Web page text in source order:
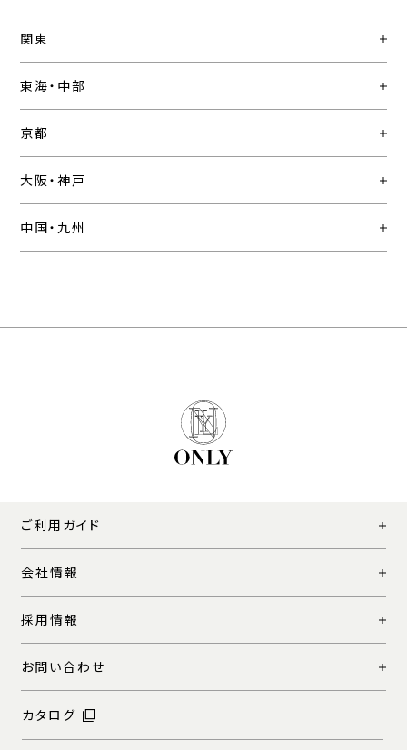
関東
東海・中部
京都
大阪・神戸
中国・九州
ご利用ガイド
会社情報
採用情報
お問い合わせ
カタログ